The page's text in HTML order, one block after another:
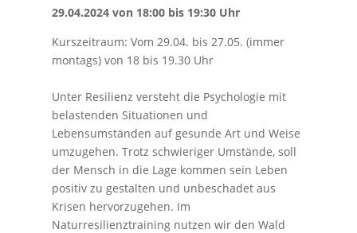
29.04.2024 von 18:00 bis 19:30 Uhr
Kurszeitraum: Vom 29.04. bis 27.05. (immer
montags) von 18 bis 19.30 Uhr
Unter Resilienz versteht die Psychologie mit
belastenden Situationen und
Lebensumständen auf gesunde Art und Weise
umzugehen. Trotz schwieriger Umstände, soll
der Mensch in die Lage kommen sein Leben
positiv zu gestalten und unbeschadet aus
Krisen hervorzugehen. Im
Naturresilienztraining nutzen wir den Wald